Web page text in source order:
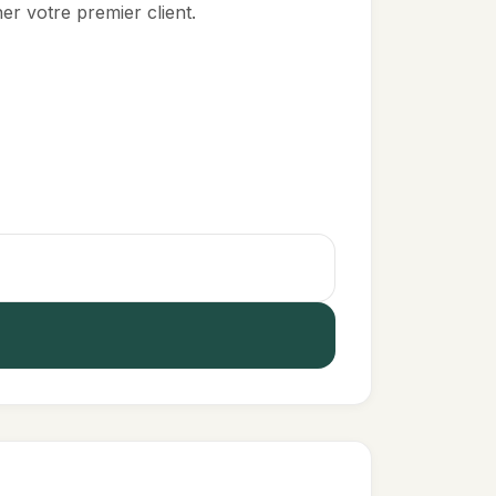
votre premier client.